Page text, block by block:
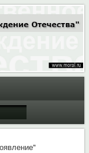
Отечества"